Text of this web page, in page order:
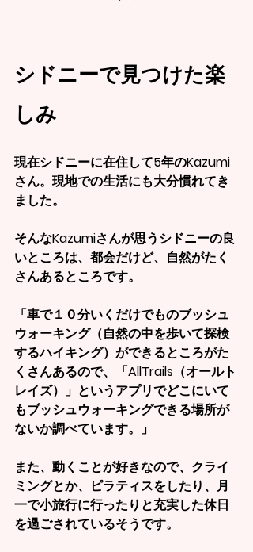
シドニーで見つけた楽
しみ
現在シドニーに在住して5年のKazumi
さん。現地での生活にも大分慣れてき
ました。
そんなKazumiさんが思うシドニーの良
いところは、都会だけど、自然がたく
さんあるところです。
「車で１０分いくだけでものブッシュ
ウォーキング（自然の中を歩いて探検
するハイキング）ができるところがた
くさんあるので、「AllTrails（オールト
レイズ）」というアプリでどこにいて
もブッシュウォーキングできる場所が
ないか調べています。」
また、動くことが好きなので、クライ
ミングとか、ピラティスをしたり、月
一で小旅行に行ったりと充実した休日
を過ごされているそうです。